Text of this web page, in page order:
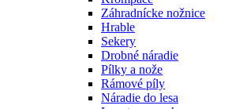
Záhradnícke nožnice
Hrable
Sekery
Drobné náradie
Pílky a nože
Rámové píly
Náradie do lesa